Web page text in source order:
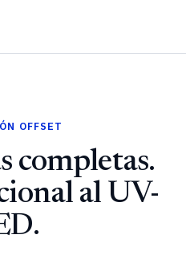
OFFSET
completas.
al UV-